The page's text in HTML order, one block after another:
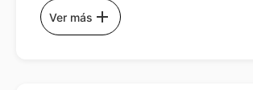
Ver más add